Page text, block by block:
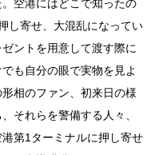
空港にはどこで知ったの
し寄せ、大混乱になってい
ントを用意して渡す際に
も自分の眼で実物を見よ
相のファン、初来日の様
それらを警備する人々、
第1ターミナルに押し寄せ